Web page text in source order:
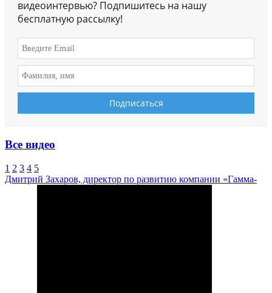
видеоинтервью? Подпишитесь на нашу
бесплатную рассылку!
Все видео
1 2 3 4 5
Дмитрий Захаров, директор по развитию компании «Гамма-